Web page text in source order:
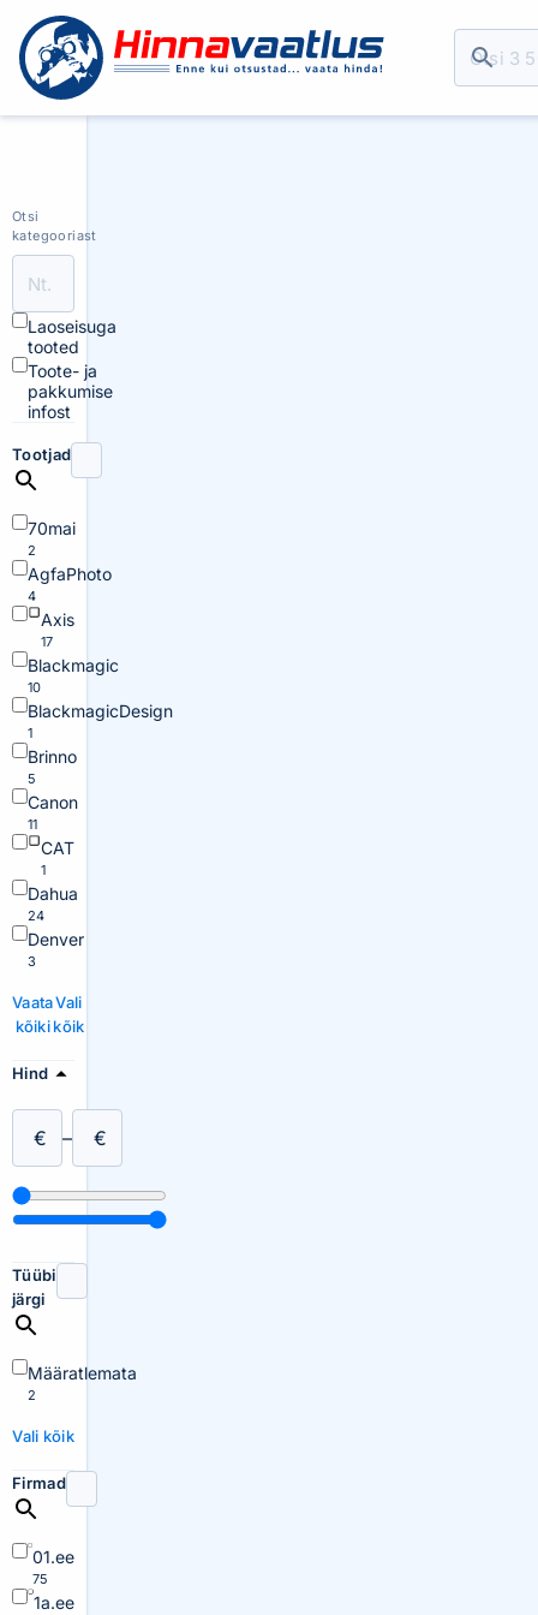
Otsi
kategooriast
Laoseisuga
tooted
Toote- ja
pakkumise
infost
Tootjad
70mai
2
AgfaPhoto
4
Axis
17
Blackmagic
10
BlackmagicDesign
1
Brinno
5
Canon
11
CAT
1
Dahua
24
Denver
3
Vaata
kõiki
Vali
kõik
Hind
€ – €
Tüübi
järgi
Määratlemata
2
Vali kõik
Firmad
01.ee
75
1a.ee